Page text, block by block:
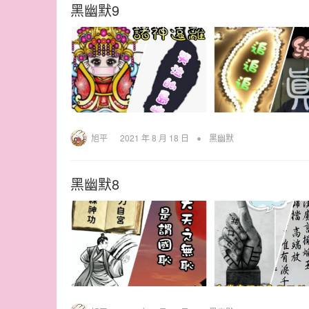
黑幽默9
旭平 2021 年 8 月 18 日 • 黑幽默
黑幽默8